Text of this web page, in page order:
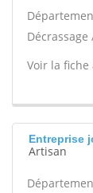
Voir la fiche
Entreprise
Artisan